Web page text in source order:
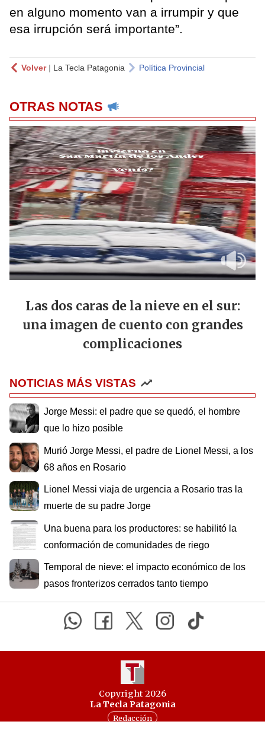
en alguno momento van a irrumpir y que
esa irrupción será importante”.
Volver| La Tecla Patagonia Política Provincial
OTRAS NOTAS
Las dos caras de la nieve en el sur:
una imagen de cuento con grandes
complicaciones
NOTICIAS MÁS VISTAS
Jorge Messi: el padre que se quedó, el hombre
que lo hizo posible
Murió Jorge Messi, el padre de Lionel Messi, a los
68 años en Rosario
Lionel Messi viaja de urgencia a Rosario tras la
muerte de su padre Jorge
Una buena para los productores: se habilitó la
conformación de comunidades de riego
Temporal de nieve: el impacto económico de los
pasos fronterizos cerrados tanto tiempo
Copyright 2026
La Tecla Patagonia
Redacción